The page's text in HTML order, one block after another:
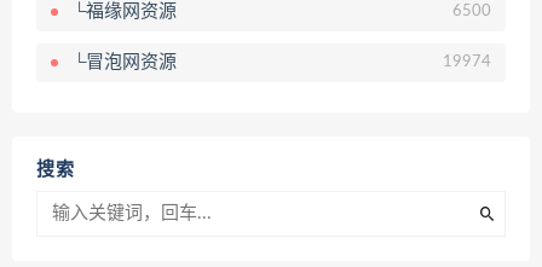
└福缘网资源 6500
└冒泡网资源 19974
搜索